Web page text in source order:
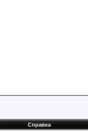
Справка